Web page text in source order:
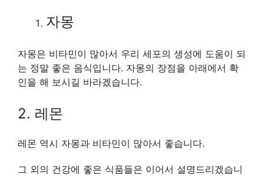
자몽
자몽은 비타민이 많아서 우리 세포의 생성에 도움이 되
는 정말 좋은 음식입니다. 자몽의 장점을 아래에서 확
인을 해 보시길 바라겠습니다.
2. 레몬
레몬 역시 자몽과 비타민이 많아서 좋습니다.
그 외의 건강에 좋은 식품들은 이어서 설명드리겠습니